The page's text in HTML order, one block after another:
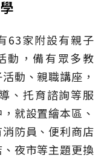
63家附設有親子
動，備有眾多教
動、親職講座，
、托育諮詢等服
就設置繪本區、
防員、便利商店
夜市等主題更換